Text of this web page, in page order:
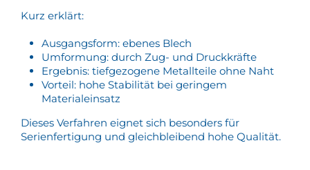
Kurz erklärt:
Ausgangsform: ebenes Blech
Umformung: durch Zug- und Druckkräfte
Ergebnis: tiefgezogene Metallteile ohne Naht
Vorteil: hohe Stabilität bei geringem
Materialeinsatz
Dieses Verfahren eignet sich besonders für
Serienfertigung und gleichbleibend hohe Qualität.